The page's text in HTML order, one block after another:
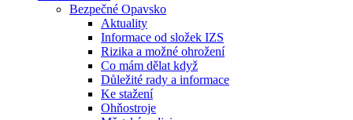
Bezpečné Opavsko
Aktuality
Informace od složek IZS
Rizika a možné ohrožení
Co mám dělat když
Důležité rady a informace
Ke stažení
Ohňostroje